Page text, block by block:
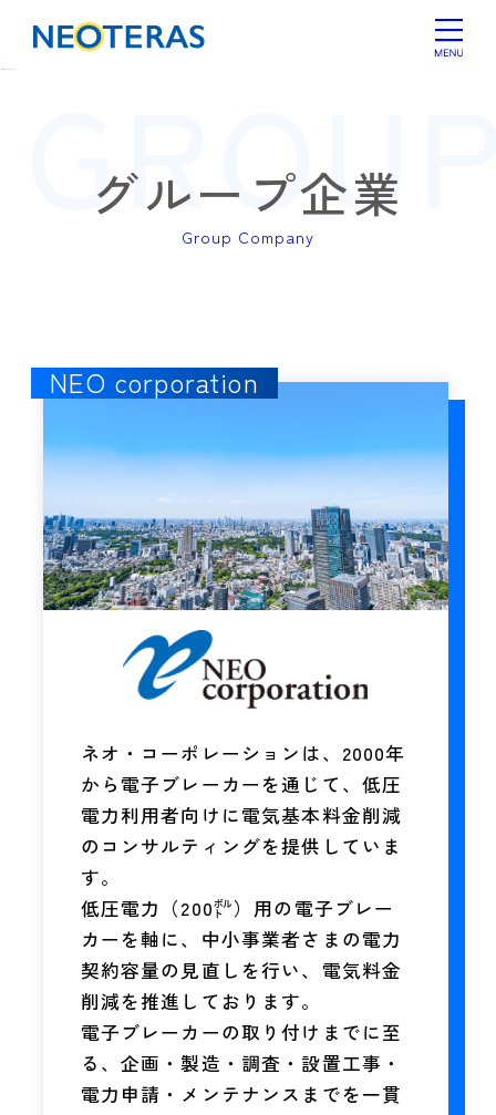
グループ企業
Group Company
NEO corporation
ネオ・コーポレーションは、2000年
から電子ブレーカーを通じて、低圧
電力利用者向けに電気基本料金削減
のコンサルティングを提供していま
す。
低圧電力（200㌾）用の電子ブレー
カーを軸に、中小事業者さまの電力
契約容量の見直しを行い、電気料金
削減を推進しております。
電子ブレーカーの取り付けまでに至
る、企画・製造・調査・設置工事・
電力申請・メンテナンスまでを一貫